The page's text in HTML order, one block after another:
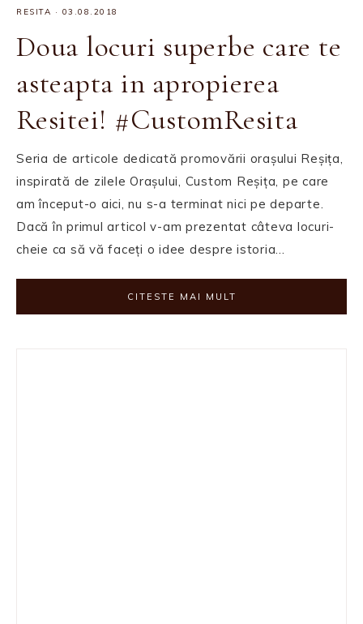
RESITA · 03.08.2018
Doua locuri superbe care te
asteapta in apropierea
Resitei! #CustomResita
Seria de articole dedicată promovării orașului Reșița,
inspirată de zilele Orașului, Custom Reșița, pe care
am început-o aici, nu s-a terminat nici pe departe.
Dacă în primul articol v-am prezentat câteva locuri-
cheie ca să vă faceți o idee despre istoria…
CITESTE MAI MULT